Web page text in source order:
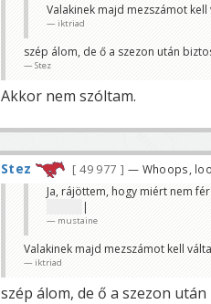
Valakinek majd mezszámot
iktriad
szép álom, de ő a szezon után
Stez
Akkor nem szóltam.
Stez 49 977 — Whoops,
Ja, rájöttem, hogy miért nem
|
mustaine
Valakinek majd mezszámot kell
iktriad
szép álom, de ő a szezon